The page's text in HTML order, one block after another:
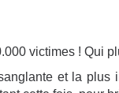
victimes ! Qui
et la plus